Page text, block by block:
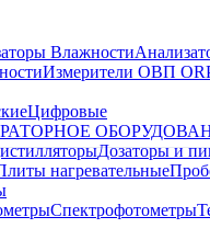
Влажности
Измерители ОВП
Цифровые
Дозаторы и
нагревательные
Спектрофотометры